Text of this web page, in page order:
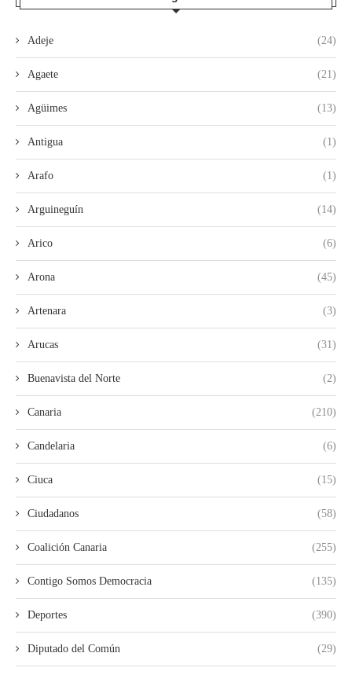
Adeje (24)
Agaete (21)
Agüimes (13)
Antigua (1)
Arafo (1)
Arguineguín (14)
Arico (6)
Arona (45)
Artenara (3)
Arucas (31)
Buenavista del Norte (2)
Canaria (210)
Candelaria (6)
Ciuca (15)
Ciudadanos (58)
Coalición Canaria (255)
Contigo Somos Democracia (135)
Deportes (390)
Diputado del Común (29)